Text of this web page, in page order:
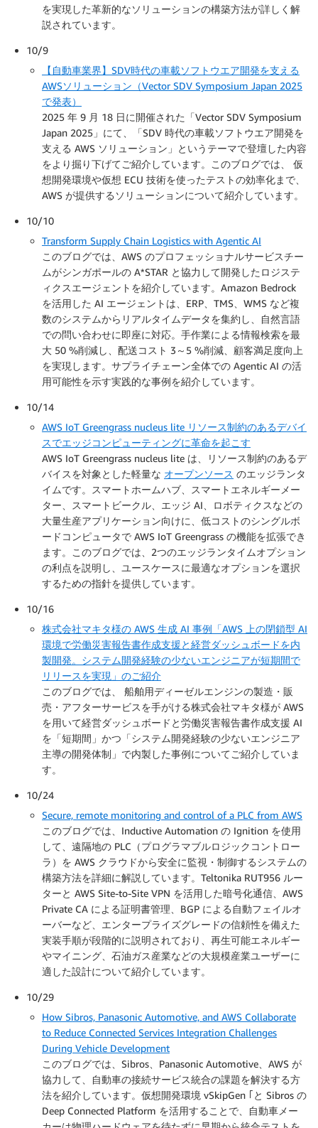
を実現した革新的なソリューションの構築方法が詳しく解
説されています。
10/9
【自動車業界】SDV時代の車載ソフトウエア開発を支える
AWSソリューション（Vector SDV Symposium Japan 2025
で発表）
2025 年 9 月 18 日に開催された「Vector SDV Symposium
Japan 2025」にて、「SDV 時代の車載ソフトウエア開発を
支える AWS ソリューション」というテーマで登壇した内容
をより掘り下げてご紹介しています。このブログでは、 仮
想開発環境や仮想 ECU 技術を使ったテストの効率化まで、
AWS が提供するソリューションについて紹介しています。
10/10
Transform Supply Chain Logistics with Agentic AI
このブログでは、AWS のプロフェッショナルサービスチー
ムがシンガポールの A*STAR と協力して開発したロジステ
ィクスエージェントを紹介しています。Amazon Bedrock
を活用した AI エージェントは、ERP、TMS、WMS など複
数のシステムからリアルタイムデータを集約し、自然言語
での問い合わせに即座に対応。手作業による情報検索を最
大 50 %削減し、配送コスト 3～5 %削減、顧客満足度向上
を実現します。サプライチェーン全体での Agentic AI の活
用可能性を示す実践的な事例を紹介しています。
10/14
AWS IoT Greengrass nucleus lite リソース制約のあるデバイ
スでエッジコンピューティングに革命を起こす
AWS IoT Greengrass nucleus lite は、リソース制約のあるデ
バイスを対象とした軽量な オープンソース のエッジランタ
イムです。スマートホームハブ、スマートエネルギーメー
ター、スマートビークル、エッジ AI、ロボティクスなどの
大量生産アプリケーション向けに、低コストのシングルボ
ードコンピュータで AWS IoT Greengrass の機能を拡張でき
ます。このブログでは、2つのエッジランタイムオプション
の利点を説明し、ユースケースに最適なオプションを選択
するための指針を提供しています。
10/16
株式会社マキタ様の AWS 生成 AI 事例「AWS 上の閉鎖型 AI
環境で労働災害報告書作成支援と経営ダッシュボードを内
製開発。システム開発経験の少ないエンジニアが短期間で
リリースを実現」のご紹介
このブログでは、 船舶用ディーゼルエンジンの製造・販
売・アフターサービスを手がける株式会社マキタ様が AWS
を用いて経営ダッシュボードと労働災害報告書作成支援 AI
を「短期間」かつ「システム開発経験の少ないエンジニア
主導の開発体制」で内製した事例についてご紹介していま
す。
10/24
Secure, remote monitoring and control of a PLC from AWS
このブログでは、Inductive Automation の Ignition を使用
して、遠隔地の PLC（プログラマブルロジックコントロー
ラ）を AWS クラウドから安全に監視・制御するシステムの
構築方法を詳細に解説しています。Teltonika RUT956 ルー
ターと AWS Site-to-Site VPN を活用した暗号化通信、AWS
Private CA による証明書管理、BGP による自動フェイルオ
ーバーなど、エンタープライズグレードの信頼性を備えた
実装手順が段階的に説明されており、再生可能エネルギー
やマイニング、石油ガス産業などの大規模産業ユーザーに
適した設計について紹介しています。
10/29
How Sibros, Panasonic Automotive, and AWS Collaborate
to Reduce Connected Services Integration Challenges
During Vehicle Development
このブログでは、Sibros、Panasonic Automotive、AWS が
協力して、自動車の接続サービス統合の課題を解決する方
法を紹介しています。仮想開発環境 vSkipGen ｢と Sibros の
Deep Connected Platform を活用することで、自動車メー